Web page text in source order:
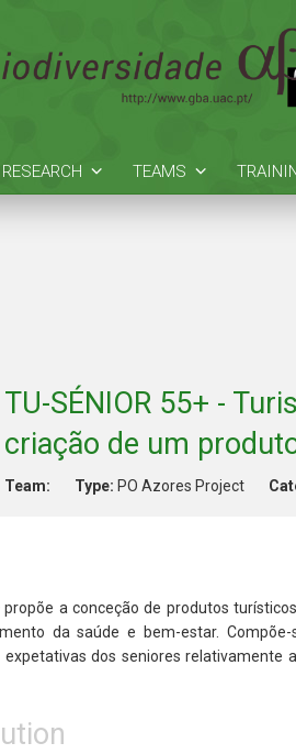
RESEARCH TEAMS
TU-SÉNIOR 55+ -
criação de um
Team: Type: PO Azores Project
propõe a conceção de produtos
da saúde e bem-estar.
expetativas dos seniores